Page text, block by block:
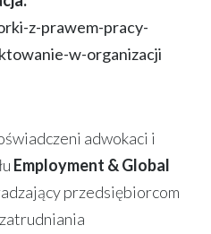
z-prawem-pracy-
w-organizacji
adwokaci i
Employment & Global
przedsiębiorcom